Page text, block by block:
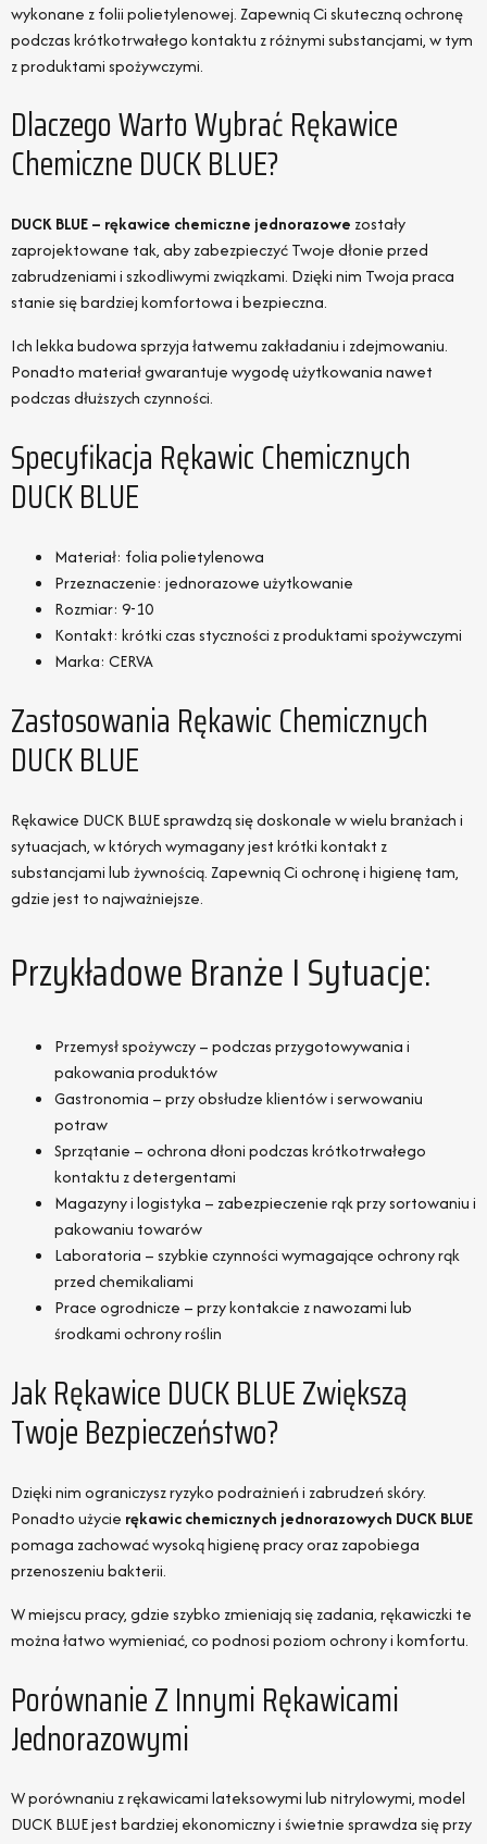
wykonane z folii polietylenowej. Zapewnią Ci skuteczną ochronę
podczas krótkotrwałego kontaktu z różnymi substancjami, w tym
z produktami spożywczymi.
Dlaczego Warto Wybrać Rękawice
Chemiczne DUCK BLUE?
DUCK BLUE – rękawice chemiczne jednorazowe zostały
zaprojektowane tak, aby zabezpieczyć Twoje dłonie przed
zabrudzeniami i szkodliwymi związkami. Dzięki nim Twoja praca
stanie się bardziej komfortowa i bezpieczna.
Ich lekka budowa sprzyja łatwemu zakładaniu i zdejmowaniu.
Ponadto materiał gwarantuje wygodę użytkowania nawet
podczas dłuższych czynności.
Specyfikacja Rękawic Chemicznych
DUCK BLUE
Materiał: folia polietylenowa
Przeznaczenie: jednorazowe użytkowanie
Rozmiar: 9-10
Kontakt: krótki czas styczności z produktami spożywczymi
Marka: CERVA
Zastosowania Rękawic Chemicznych
DUCK BLUE
Rękawice DUCK BLUE sprawdzą się doskonale w wielu branżach i
sytuacjach, w których wymagany jest krótki kontakt z
substancjami lub żywnością. Zapewnią Ci ochronę i higienę tam,
gdzie jest to najważniejsze.
Przykładowe Branże I Sytuacje:
Przemysł spożywczy – podczas przygotowywania i
pakowania produktów
Gastronomia – przy obsłudze klientów i serwowaniu
potraw
Sprzątanie – ochrona dłoni podczas krótkotrwałego
kontaktu z detergentami
Magazyny i logistyka – zabezpieczenie rąk przy sortowaniu i
pakowaniu towarów
Laboratoria – szybkie czynności wymagające ochrony rąk
przed chemikaliami
Prace ogrodnicze – przy kontakcie z nawozami lub
środkami ochrony roślin
Jak Rękawice DUCK BLUE Zwiększą
Twoje Bezpieczeństwo?
Dzięki nim ograniczysz ryzyko podrażnień i zabrudzeń skóry.
Ponadto użycie rękawic chemicznych jednorazowych DUCK BLUE
pomaga zachować wysoką higienę pracy oraz zapobiega
przenoszeniu bakterii.
W miejscu pracy, gdzie szybko zmieniają się zadania, rękawiczki te
można łatwo wymieniać, co podnosi poziom ochrony i komfortu.
Porównanie Z Innymi Rękawicami
Jednorazowymi
W porównaniu z rękawicami lateksowymi lub nitrylowymi, model
DUCK BLUE jest bardziej ekonomiczny i świetnie sprawdza się przy